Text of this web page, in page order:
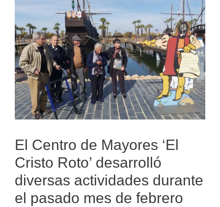
El Centro de Mayores ‘El
Cristo Roto’ desarrolló
diversas actividades durante
el pasado mes de febrero